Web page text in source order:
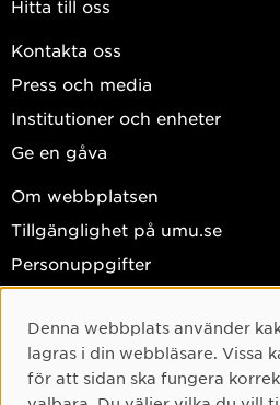
Hitta till oss
Kontakta oss
Press och media
Institutioner och enheter
Ge en gåva
Om webbplatsen
Tillgänglighet på umu.se
Personuppgifter
Facebook
Instagram
Cookie-samtycke
Denna webbplats använder
lagras i din webbläsare. Vissa
för att sidan ska fungera